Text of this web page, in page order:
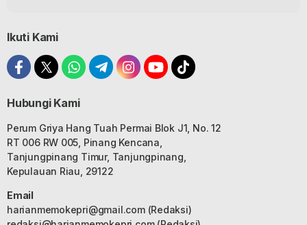
Ikuti Kami
Hubungi Kami
Perum Griya Hang Tuah Permai Blok J1, No. 12
RT 006 RW 005, Pinang Kencana,
Tanjungpinang Timur, Tanjungpinang,
Kepulauan Riau, 29122
Email
harianmemokepri@gmail.com(Redaksi)